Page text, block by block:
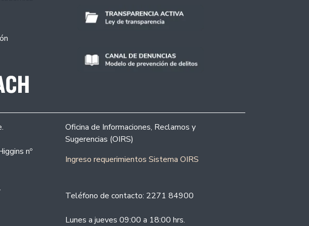
nº
Oficina de Informaciones, Reclamos y
Sugerencias (OIRS)
Ingreso requerimientos Sistema OIRS
Teléfono de contacto: 2271 84900
Lunes a jueves 09:00 a 18:00 hrs.